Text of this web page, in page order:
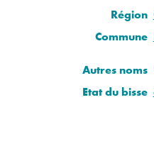
Région
Commune
Autres noms
Etat du bisse